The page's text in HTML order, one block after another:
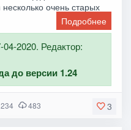
очень старых
Подробнее
2020. Редактор:
до версии 1.24
3
483